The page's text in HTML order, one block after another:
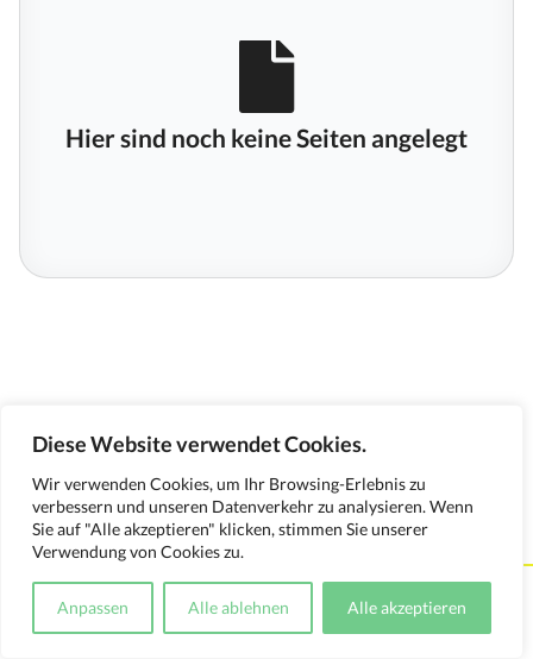
Diese Website verwendet Cookies.
Wir verwenden Cookies, um Ihr Browsing-Erlebnis zu
verbessern und unseren Datenverkehr zu analysieren. Wenn
Sie auf "Alle akzeptieren" klicken, stimmen Sie unserer
Verwendung von Cookies zu.
Anpassen Alle ablehnen Alle akzeptieren
Hier sind noch keine Seiten angelegt
Kontakt Impressum Datenschutzerklärung
Medienverwendungsnachweis